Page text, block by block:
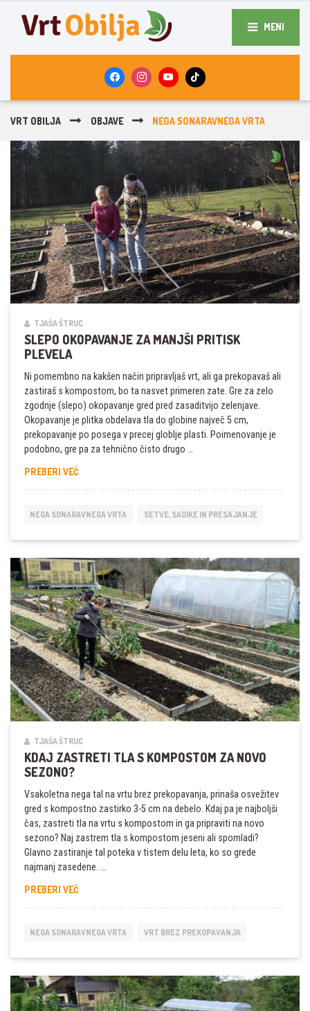
MENI
VRT OBILJA OBJAVE NEGA SONARAVNEGA VRTA
TJAŠA ŠTRUC
SLEPO OKOPAVANJE ZA MANJŠI PRITISK
PLEVELA
Ni pomembno na kakšen način pripravljaš vrt, ali ga prekopavaš ali
zastiraš s kompostom, bo ta nasvet primeren zate. Gre za zelo
zgodnje (slepo) okopavanje gred pred zasaditvijo zelenjave.
Okopavanje je plitka obdelava tla do globine največ 5 cm,
prekopavanje po posega v precej globlje plasti. Poimenovanje je
podobno, gre pa za tehnično čisto drugo …
PREBERI VEČSLEPO
MANJŠI
NEGA SONARAVNEGA VRTA SETVE, SADIKE IN PRESAJANJE
TJAŠA ŠTRUC
KDAJ ZASTRETI TLA S KOMPOSTOM ZA NOVO
SEZONO?
Vsakoletna nega tal na vrtu brez prekopavanja, prinaša osvežitev
gred s kompostno zastirko 3-5 cm na debelo. Kdaj pa je najboljši
čas, zastreti tla na vrtu s kompostom in ga pripraviti na novo
sezono? Naj zastrem tla s kompostom jeseni ali spomladi?
Glavno zastiranje tal poteka v tistem delu leta, ko so grede
najmanj zasedene. …
PREBERI VEČKDAJ
S
SEZONO?
NEGA SONARAVNEGA VRTA VRT BREZ PREKOPAVANJA